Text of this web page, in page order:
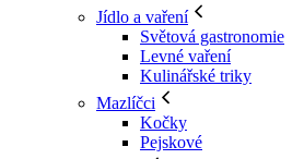
Jídlo a vaření
Světová gastronomie
Levné vaření
Kulinářské triky
Mazlíčci
Kočky
Pejskové